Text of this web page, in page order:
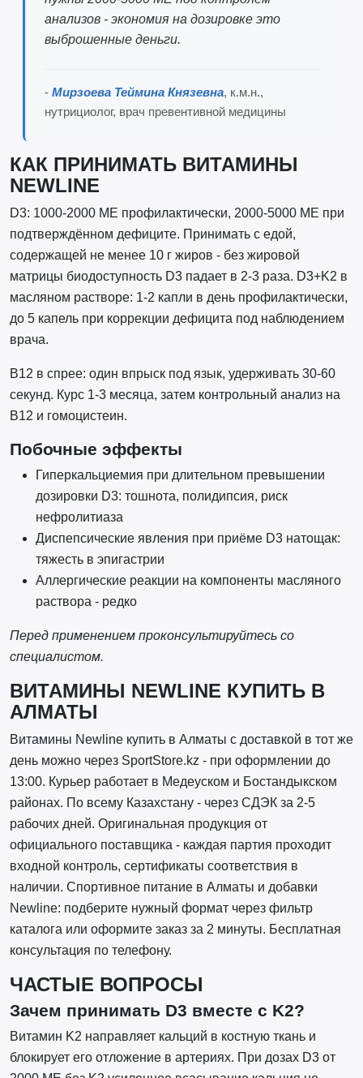
анализов - экономия на дозировке это
выброшенные деньги.
- Мирзоева Теймина Князевна, к.м.н.,
нутрициолог, врач превентивной медицины
КАК ПРИНИМАТЬ ВИТАМИНЫ
NEWLINE
D3: 1000-2000 МЕ профилактически, 2000-5000 МЕ при
подтверждённом дефиците. Принимать с едой,
содержащей не менее 10 г жиров - без жировой
матрицы биодоступность D3 падает в 2-3 раза. D3+K2 в
масляном растворе: 1-2 капли в день профилактически,
до 5 капель при коррекции дефицита под наблюдением
врача.
B12 в спрее: один впрыск под язык, удерживать 30-60
секунд. Курс 1-3 месяца, затем контрольный анализ на
B12 и гомоцистеин.
Побочные эффекты
Гиперкальциемия при длительном превышении
дозировки D3: тошнота, полидипсия, риск
нефролитиаза
Диспепсические явления при приёме D3 натощак:
тяжесть в эпигастрии
Аллергические реакции на компоненты масляного
раствора - редко
Перед применением проконсультируйтесь со
специалистом.
ВИТАМИНЫ NEWLINE КУПИТЬ В
АЛМАТЫ
Витамины Newline купить в Алматы с доставкой в тот же
день можно через SportStore.kz - при оформлении до
13:00. Курьер работает в Медеуском и Бостандыкском
районах. По всему Казахстану - через СДЭК за 2-5
рабочих дней. Оригинальная продукция от
официального поставщика - каждая партия проходит
входной контроль, сертификаты соответствия в
наличии. Спортивное питание в Алматы и добавки
Newline: подберите нужный формат через фильтр
каталога или оформите заказ за 2 минуты. Бесплатная
консультация по телефону.
ЧАСТЫЕ ВОПРОСЫ
Зачем принимать D3 вместе с K2?
Витамин K2 направляет кальций в костную ткань и
блокирует его отложение в артериях. При дозах D3 от